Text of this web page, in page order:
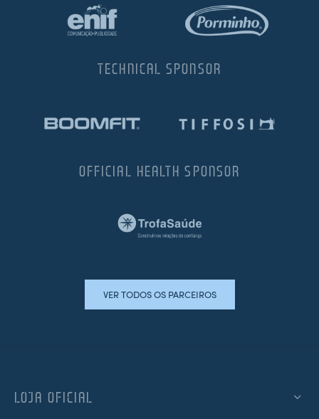
TECHNICAL SPONSOR
OFFICIAL HEALTH SPONSOR
VER TODOS OS PARCEIROS
LOJA OFICIAL